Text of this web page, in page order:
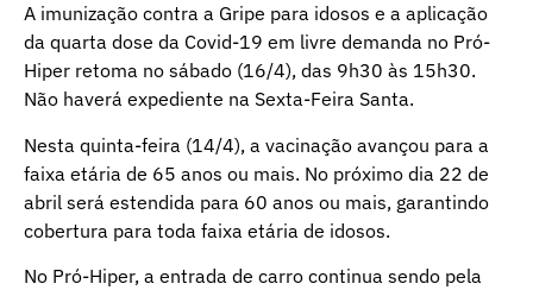
A imunização contra a Gripe para idosos e a aplicação
da quarta dose da Covid-19 em livre demanda no Pró-
Hiper retoma no sábado (16/4), das 9h30 às 15h30.
Não haverá expediente na Sexta-Feira Santa.
Nesta quinta-feira (14/4), a vacinação avançou para a
faixa etária de 65 anos ou mais. No próximo dia 22 de
abril será estendida para 60 anos ou mais, garantindo
cobertura para toda faixa etária de idosos.
No Pró-Hiper, a entrada de carro continua sendo pela